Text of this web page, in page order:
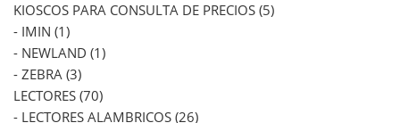
KIOSCOS PARA CONSULTA DE PRECIOS (5)
- IMIN (1)
- NEWLAND (1)
- ZEBRA (3)
LECTORES (70)
- LECTORES ALAMBRICOS (26)